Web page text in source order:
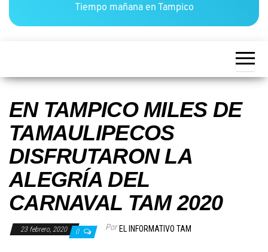
Tiempo mañana en Tampico
EN TAMPICO MILES DE
TAMAULIPECOS
DISFRUTARON LA
ALEGRÍA DEL
CARNAVAL TAM 2020
23 febrero, 2020 0 Por EL INFORMATIVO TAM